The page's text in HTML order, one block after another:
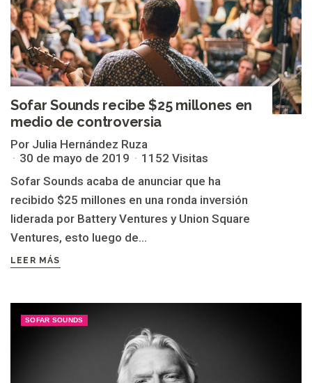
Sofar Sounds recibe $25 millones en
medio de controversia
Por Julia Hernández Ruza
30 de mayo de 2019
1152 Visitas
Sofar Sounds acaba de anunciar que ha
recibido $25 millones en una ronda inversión
liderada por Battery Ventures y Union Square
Ventures, esto luego de...
LEER MÁS
SOFAR SOUNDS